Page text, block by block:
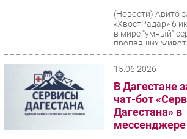
Гаджеты
Здоровье
РАЗДЕЛЫ
Новости
(Новости) Авито
«ХвостРадар» 6
в мире “умный”
пропавших
фотографии,
15.06.2026
В Дагестане
чат-бот
Дагестана» в
мессенджере